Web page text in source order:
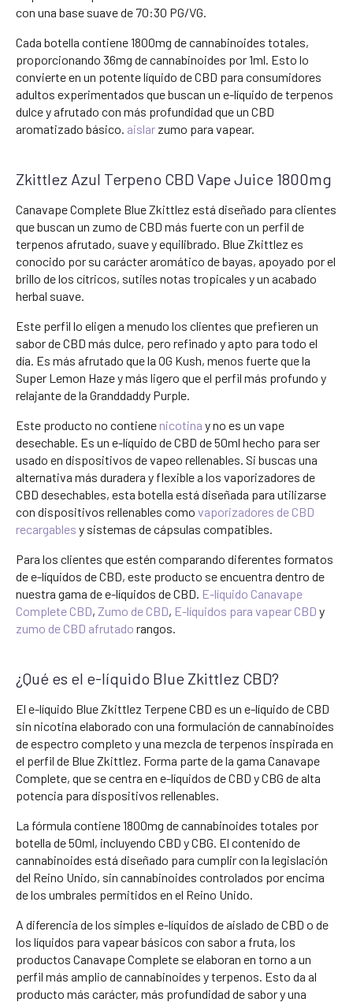
con una base suave de 70:30 PG/VG.
Cada botella contiene 1800mg de cannabinoides totales,
proporcionando 36mg de cannabinoides por 1ml. Esto lo
convierte en un potente líquido de CBD para consumidores
adultos experimentados que buscan un e-líquido de terpenos
dulce y afrutado con más profundidad que un CBD
aromatizado básico. aislar zumo para vapear.
Zkittlez Azul Terpeno CBD Vape Juice 1800mg
Canavape Complete Blue Zkittlez está diseñado para clientes
que buscan un zumo de CBD más fuerte con un perfil de
terpenos afrutado, suave y equilibrado. Blue Zkittlez es
conocido por su carácter aromático de bayas, apoyado por el
brillo de los cítricos, sutiles notas tropicales y un acabado
herbal suave.
Este perfil lo eligen a menudo los clientes que prefieren un
sabor de CBD más dulce, pero refinado y apto para todo el
día. Es más afrutado que la OG Kush, menos fuerte que la
Super Lemon Haze y más ligero que el perfil más profundo y
relajante de la Granddaddy Purple.
Este producto no contiene nicotina y no es un vape
desechable. Es un e-líquido de CBD de 50ml hecho para ser
usado en dispositivos de vapeo rellenables. Si buscas una
alternativa más duradera y flexible a los vaporizadores de
CBD desechables, esta botella está diseñada para utilizarse
con dispositivos rellenables como vaporizadores de CBD
recargables y sistemas de cápsulas compatibles.
Para los clientes que estén comparando diferentes formatos
de e-líquidos de CBD, este producto se encuentra dentro de
nuestra gama de e-líquidos de CBD. E-líquido Canavape
Complete CBD, Zumo de CBD, E-líquidos para vapear CBD y
zumo de CBD afrutado rangos.
¿Qué es el e-líquido Blue Zkittlez CBD?
El e-líquido Blue Zkittlez Terpene CBD es un e-líquido de CBD
sin nicotina elaborado con una formulación de cannabinoides
de espectro completo y una mezcla de terpenos inspirada en
el perfil de Blue Zkittlez. Forma parte de la gama Canavape
Complete, que se centra en e-líquidos de CBD y CBG de alta
potencia para dispositivos rellenables.
La fórmula contiene 1800mg de cannabinoides totales por
botella de 50ml, incluyendo CBD y CBG. El contenido de
cannabinoides está diseñado para cumplir con la legislación
del Reino Unido, sin cannabinoides controlados por encima
de los umbrales permitidos en el Reino Unido.
A diferencia de los simples e-líquidos de aislado de CBD o de
los líquidos para vapear básicos con sabor a fruta, los
productos Canavape Complete se elaboran en torno a un
perfil más amplio de cannabinoides y terpenos. Esto da al
producto más carácter, más profundidad de sabor y una